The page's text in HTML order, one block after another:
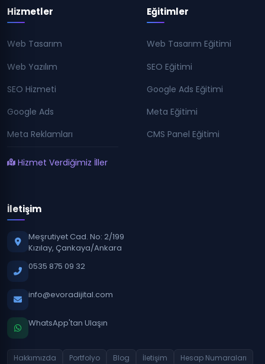
Hizmetler
Web Tasarım
Web Yazılım
SEO Hizmeti
Google Ads
Meta Reklamları
Hizmet Verdiğimiz İller
Eğitimler
Web Tasarım Eğitimi
SEO Eğitimi
Google Ads Eğitimi
Meta Eğitimi
CMS Panel Eğitimi
İletişim
Meşrutiyet Cad. No: 2/199
Kızılay, Çankaya/Ankara
0535 875 09 32
info@evoradijital.com
WhatsApp'tan Ulaşın
Hakkımızda Portfolyo Blog İletişim Hesap Numaraları